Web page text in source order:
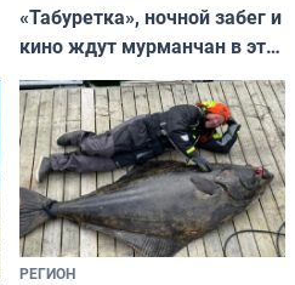
«Табуретка», ночной забег и
кино ждут мурманчан в эти
выходные
РЕГИОН